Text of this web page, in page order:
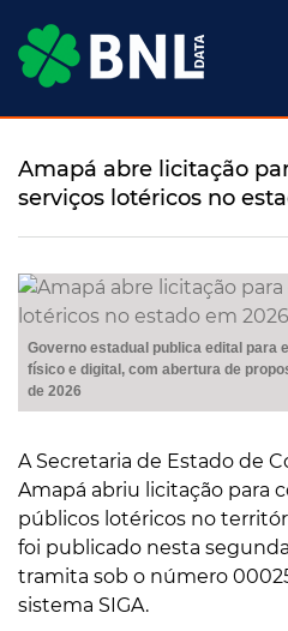
Amapá abre licitação
serviços lotéricos no
Governo estadual publica edital para
físico e digital, com abertura de
de 2026
A Secretaria de Estado de
Amapá abriu licitação para
públicos lotéricos no
foi publicado nesta
tramita sob o número
sistema SIGA.